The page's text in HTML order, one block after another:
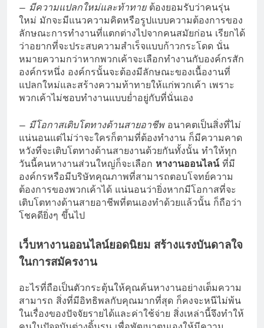
– มีความแปลกใหม่และท้าทายต้องยอมรับว่าคนรุ่น
ใหม่ มักจะมีแนวความคิดหรือรูปแบบความต้องการของ
ลักษณะการทำงานที่แตกต่างไปจากคนสมัยก่อน เรียกได้
ว่าอยากที่จะประสบความสำเร็จแบบก้าวกระโดด นั่น
หมายความกว่าหากพวกเค้าจะเลือกทำงานกับองค์กรสัก
องค์กรหนึ่ง องค์กรนั้นจะต้องมีลักษณะของเนื้องานที่
แปลกใหม่และสร้างความท้าทายให้แก่พวกเค้า เพราะ
พวกเค้าไม่ชอบทำงานแบบย่ำอยู่กับที่นั่นเอง
– มีโอกาสเติบโตทางด้านสายอาชีพอนาคตเป็นสิ่งที่ไม่
แน่นอนแต่ไม่ว่าจะใครก็ตามที่ต้องทำงาน ก็มีความคาด
หวังที่จะเติบโตทางด้านสายงานด้วยกันทั้งนั้น ทำให้ทุก
วันนี้คนหางานส่วนใหญ่ก็จะเลือก หางานออนไลน์ที่มี
องค์กรหรือมีบริษัทคุณภาพที่สามารถตอบโจทย์ความ
ต้องการของพวกเค้าได้ แน่นอนว่ายิ่งหากมีโอกาสที่จะ
เติบโตทางด้านสายอาชีพที่ตนเองทำด้วยแล้วนั้น ก็ถือว่า
โชคดียิ่งๆ ขึ้นไป
เว็บหางานออนไลน์ยอดนิยม สร้างแรงบันดาลใจ
ในการสมัครงาน
อะไรที่ถือเป็นตัวกระตุ้นให้คุณค้นหางานอย่างเต็มความ
สามารถ สิ่งที่มีอิทธิพลกับคุณมากที่สุด ก็คงจะหนีไม่พ้น
ในเรื่องของปัจจัยรายได้และค่าใช้จ่าย สิ่งเหล่านี้จึงทำให้